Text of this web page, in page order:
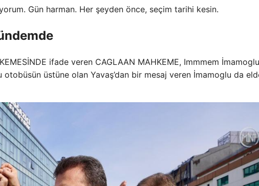
Gün harman. Her şeyden önce, seçim tarihi kesin.
ifade veren CAGLAAN MAHKEME, Immmem İmamoglu
üstüne olan Yavaş’dan bir mesaj veren İmamoglu da